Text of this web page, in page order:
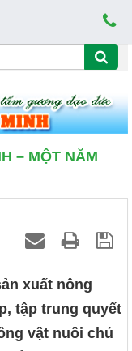
THEO TẤM GƯƠNG
– MỘT NĂM
xuất nông
tập trung quyết
vật nuôi chủ